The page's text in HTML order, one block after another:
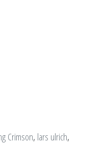
Crimson, lars ulrich,